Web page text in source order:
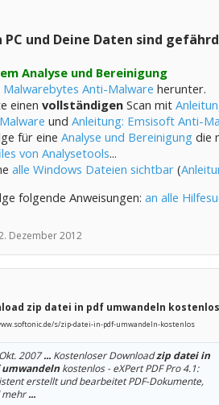
PC und Deine Daten sind
Analyse und Bereinigung
Malwarebytes Anti-Malware herunter.
einen vollständigenScan mit
und Anleitung: Emsisoft Anti-
für eine Analyse und Bereinigungdie
von Analysetools...
alle Windows Dateien sichtbar(
folgende Anweisungen: an alle
Dezember 2012
zip datei in pdf umwandeln kostenlos
s/zip-datei-in-pdf-umwandeln-kostenlos
2007...Kostenloser Downloadzip datei in
kostenlos - eXPert PDF Pro 4.1:
erstellt und bearbeitet PDF-Dokumente,
mehr...